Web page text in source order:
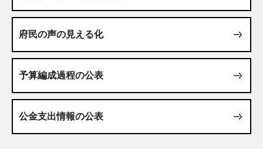
府民の声の見える化
予算編成過程の公表
公金支出情報の公表